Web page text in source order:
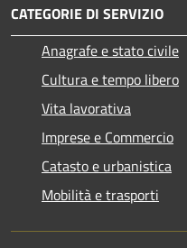
CATEGORIE DI SERVIZIO
Anagrafe e stato civile
Cultura e tempo libero
Vita lavorativa
Imprese e Commercio
Catasto e urbanistica
Mobilità e trasporti